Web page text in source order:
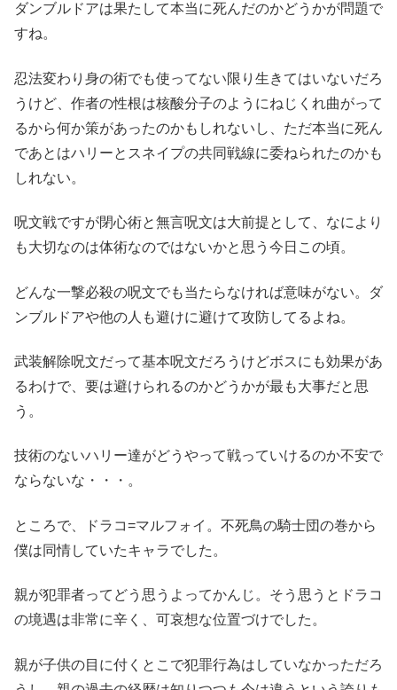
ダンブルドアは果たして本当に死んだのかどうかが問題で
すね。
忍法変わり身の術でも使ってない限り生きてはいないだろ
うけど、作者の性根は核酸分子のようにねじくれ曲がって
るから何か策があったのかもしれないし、ただ本当に死ん
であとはハリーとスネイプの共同戦線に委ねられたのかも
しれない。
呪文戦ですが閉心術と無言呪文は大前提として、なにより
も大切なのは体術なのではないかと思う今日この頃。
どんな一撃必殺の呪文でも当たらなければ意味がない。ダ
ンブルドアや他の人も避けに避けて攻防してるよね。
武装解除呪文だって基本呪文だろうけどボスにも効果があ
るわけで、要は避けられるのかどうかが最も大事だと思
う。
技術のないハリー達がどうやって戦っていけるのか不安で
ならないな・・・。
ところで、ドラコ=マルフォイ。不死鳥の騎士団の巻から
僕は同情していたキャラでした。
親が犯罪者ってどう思うよってかんじ。そう思うとドラコ
の境遇は非常に辛く、可哀想な位置づけでした。
親が子供の目に付くとこで犯罪行為はしていなかっただろ